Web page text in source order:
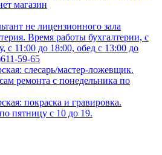
магазин
не лицензионного зала
Время работы бухгалтерии, с
с 11:00 до 18:00, обед с 13:00 до
59-65
слесарь/мастер-ложевщик.
ремонта с понедельника по
покраска и гравировка.
пятницу с 10 до 19.